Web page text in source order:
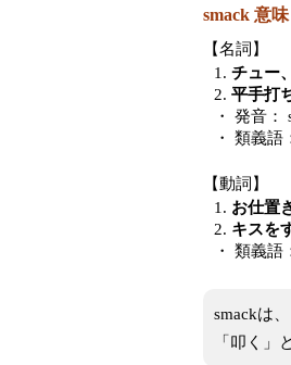
smack 意味
【名詞】
1. チュー
2. 平手打
・ 発音：
・ 類義語
【動詞】
1. お仕置
2. キスを
・ 類義語
smackは
「叩く」